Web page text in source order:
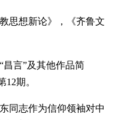
想新论》，《齐鲁文
言”及其他作品简
期。
志作为信仰领袖对中